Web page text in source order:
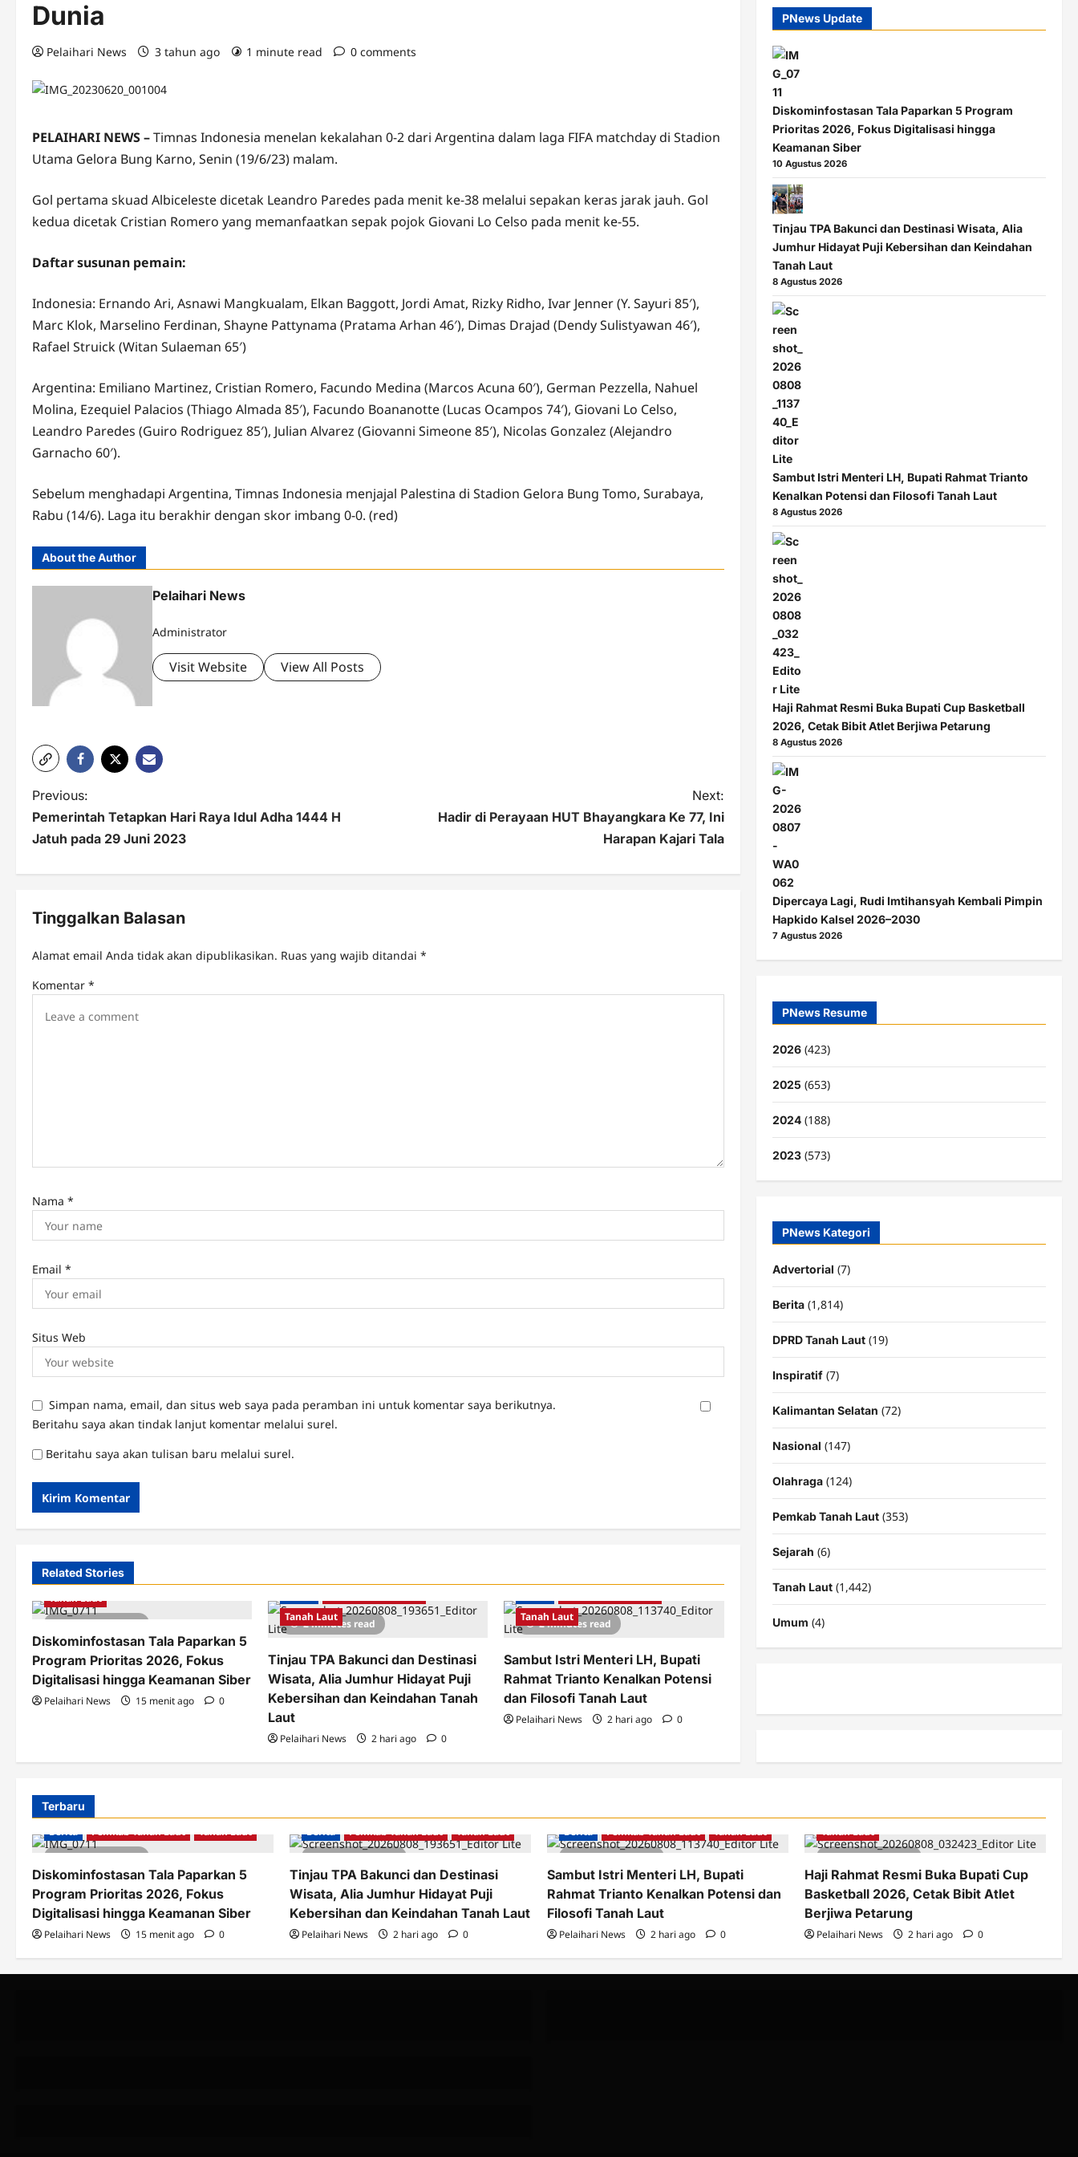
Dunia
Pelaihari News 3 tahun ago 1 minute read 0 comments
PELAIHARI NEWS –Timnas Indonesia menelan kekalahan 0-2 dari Argentina dalam laga FIFA matchday di Stadion
Utama Gelora Bung Karno, Senin (19/6/23) malam.
Gol pertama skuad Albiceleste dicetak Leandro Paredes pada menit ke-38 melalui sepakan keras jarak jauh. Gol
kedua dicetak Cristian Romero yang memanfaatkan sepak pojok Giovani Lo Celso pada menit ke-55.
Daftar susunan pemain:
Indonesia: Ernando Ari, Asnawi Mangkualam, Elkan Baggott, Jordi Amat, Rizky Ridho, Ivar Jenner (Y. Sayuri 85′),
Marc Klok, Marselino Ferdinan, Shayne Pattynama (Pratama Arhan 46′), Dimas Drajad (Dendy Sulistyawan 46′),
Rafael Struick (Witan Sulaeman 65′)
Argentina: Emiliano Martinez, Cristian Romero, Facundo Medina (Marcos Acuna 60′), German Pezzella, Nahuel
Molina, Ezequiel Palacios (Thiago Almada 85′), Facundo Boananotte (Lucas Ocampos 74′), Giovani Lo Celso,
Leandro Paredes (Guiro Rodriguez 85′), Julian Alvarez (Giovanni Simeone 85′), Nicolas Gonzalez (Alejandro
Garnacho 60′).
Sebelum menghadapi Argentina, Timnas Indonesia menjajal Palestina di Stadion Gelora Bung Tomo, Surabaya,
Rabu (14/6). Laga itu berakhir dengan skor imbang 0-0. (red)
About the Author
Pelaihari News
Administrator
Visit Website View All Posts
P
o
n
i
n
Previous:
Pemerintah Tetapkan Hari Raya Idul Adha 1444 H
Jatuh pada 29 Juni 2023
Next:
Hadir di Perayaan HUT Bhayangkara Ke 77, Ini
Harapan Kajari Tala
Tinggalkan Balasan
Alamat email Anda tidak akan dipublikasikan. Ruas yang wajib ditandai *
Komentar *
Nama *
Email *
Situs Web
Simpan nama, email, dan situs web saya pada peramban ini untuk komentar saya berikutnya.
Beritahu saya akan tindak lanjut komentar melalui surel.
Beritahu saya akan tulisan baru melalui surel.
Related Stories
2 minutes read
Berita
Pemkab Tanah Laut
Tanah Laut
Diskominfostasan Tala Paparkan 5
Program Prioritas 2026, Fokus
Digitalisasi hingga Keamanan Siber
Pelaihari News 15 menit ago 0
2 minutes read
Tanah Laut
Tinjau TPA Bakunci dan Destinasi
Wisata, Alia Jumhur Hidayat Puji
Kebersihan dan Keindahan Tanah
Laut
Pelaihari News 2 hari ago 0
2 minutes read
Tanah Laut
Sambut Istri Menteri LH, Bupati
Rahmat Trianto Kenalkan Potensi
dan Filosofi Tanah Laut
Pelaihari News 2 hari ago 0
PNews Update
Diskominfostasan Tala Paparkan 5 Program
Prioritas 2026, Fokus Digitalisasi hingga
Keamanan Siber
10 Agustus 2026
Tinjau TPA Bakunci dan Destinasi Wisata, Alia
Jumhur Hidayat Puji Kebersihan dan Keindahan
Tanah Laut
8 Agustus 2026
Sambut Istri Menteri LH, Bupati Rahmat Trianto
Kenalkan Potensi dan Filosofi Tanah Laut
8 Agustus 2026
Haji Rahmat Resmi Buka Bupati Cup Basketball
2026, Cetak Bibit Atlet Berjiwa Petarung
8 Agustus 2026
Dipercaya Lagi, Rudi Imtihansyah Kembali Pimpin
Hapkido Kalsel 2026–2030
7 Agustus 2026
PNews Resume
2026(423)
2025 (653)
2024(188)
2023(573)
PNews Kategori
Advertorial (7)
Berita(1,814)
DPRD Tanah Laut(19)
Inspiratif(7)
Kalimantan Selatan (72)
Nasional (147)
Olahraga(124)
Pemkab Tanah Laut(353)
Sejarah (6)
Tanah Laut(1,442)
Umum (4)
Terbaru
2 minutes read
Berita Pemkab Tanah Laut Tanah Laut
Diskominfostasan Tala Paparkan 5
Program Prioritas 2026, Fokus
Digitalisasi hingga Keamanan Siber
Pelaihari News 15 menit ago 0
2 minutes read
Berita Pemkab Tanah Laut Tanah Laut
Tinjau TPA Bakunci dan Destinasi
Wisata, Alia Jumhur Hidayat Puji
Kebersihan dan Keindahan Tanah Laut
Pelaihari News 2 hari ago 0
2 minutes read
Berita Pemkab Tanah Laut Tanah Laut
Sambut Istri Menteri LH, Bupati
Rahmat Trianto Kenalkan Potensi dan
Filosofi Tanah Laut
Pelaihari News 2 hari ago 0
2 minutes read
Tanah Laut
Haji Rahmat Resmi Buka Bupati Cup
Basketball 2026, Cetak Bibit Atlet
Berjiwa Petarung
Pelaihari News 2 hari ago 0